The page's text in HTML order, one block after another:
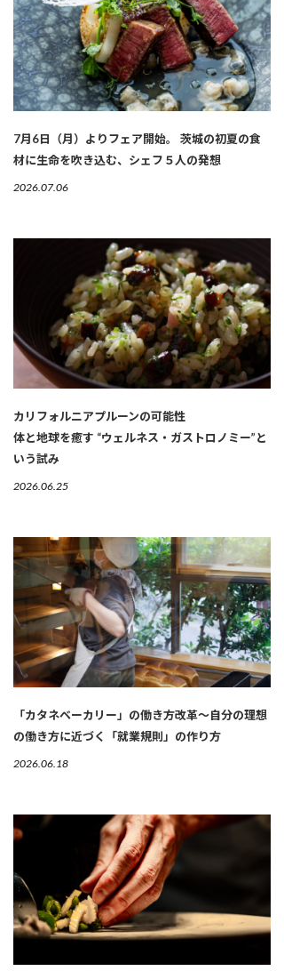
7月6日（月）よりフェア開始。 茨城の初夏の食
材に生命を吹き込む、シェフ５人の発想
2026.07.06
カリフォルニアプルーンの可能性
体と地球を癒す “ウェルネス・ガストロノミー”と
いう試み
2026.06.25
「カタネベーカリー」の働き方改革～自分の理想
の働き方に近づく「就業規則」の作り方
2026.06.18